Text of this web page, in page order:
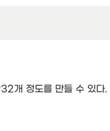
개 정도를 만들 수 있다.